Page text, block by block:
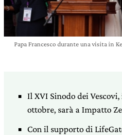
Papa Francesco durante una visita in
Il XVI Sinodo dei
ottobre, sarà a Impatto
Con il supporto di